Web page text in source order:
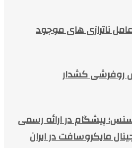
عامل ناترازی های موجود
روفرشی کشدار
پیشگام در ارائه رسمی
مایکروسافت در ایران